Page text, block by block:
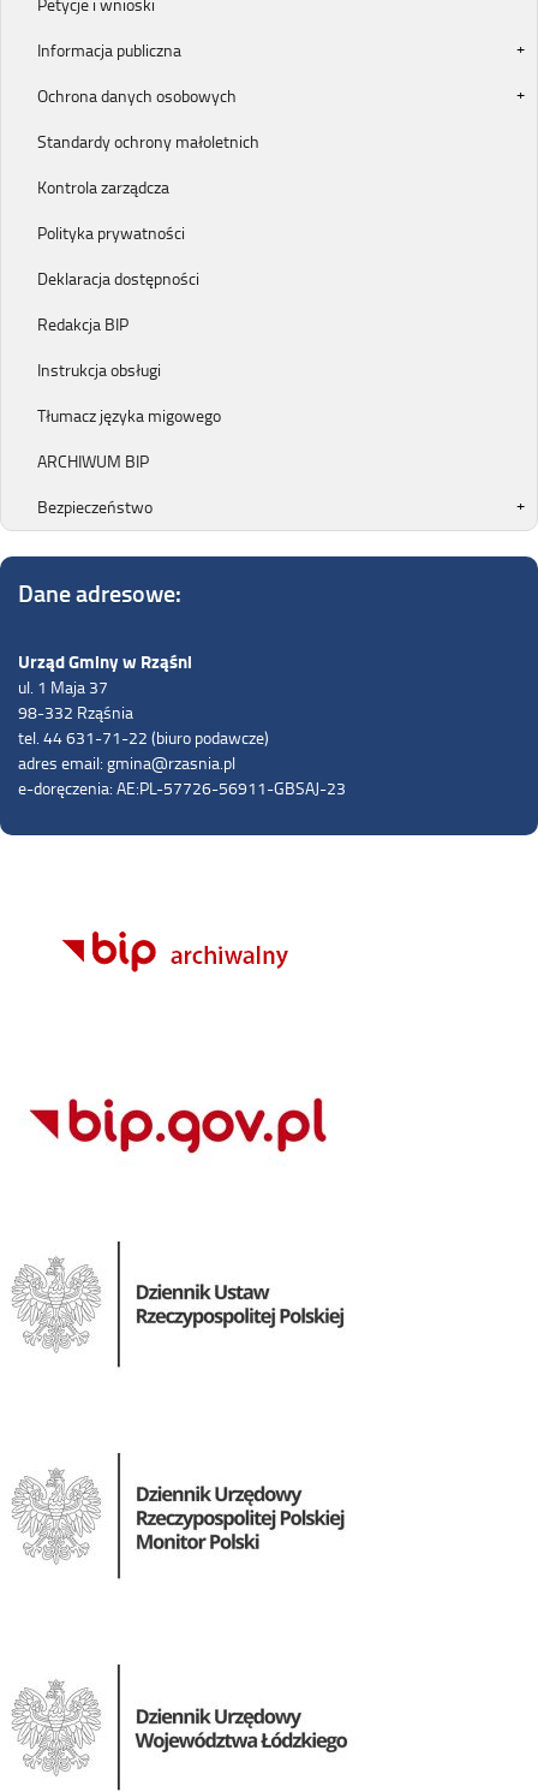
Informacja publiczna
Ochrona danych osobowych
Standardy ochrony małoletnich
Kontrola zarządcza
Polityka prywatności
Deklaracja dostępności
Redakcja BIP
Instrukcja obsługi
Tłumacz języka migowego
ARCHIWUM BIP
Bezpieczeństwo
Dane adresowe:
Urząd Gminy w Rząśni
ul. 1 Maja 37
98-332 Rząśnia
tel. 44 631-71-22 (biuro podawcze)
adres email: gmina@rzasnia.pl
e-doręczenia: AE:PL-57726-56911-GBSAJ-23